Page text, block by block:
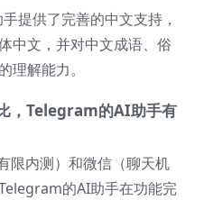
提供了完善的中文支持，
中文，并对中文成语、俗
理解能力。
，Telegram的AI助手有
限内测）和微信（聊天机
的AI助手在功能完